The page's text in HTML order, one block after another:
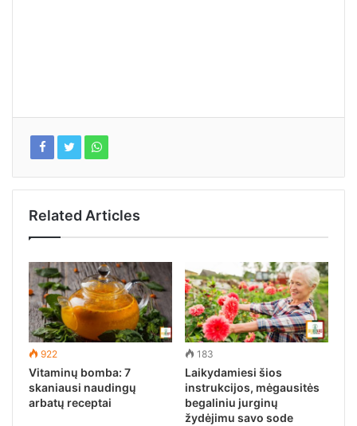
Related Articles
922
Vitaminų bomba: 7
skaniausi naudingų
arbatų receptai
183
Laikydamiesi šios
instrukcijos, mėgausitės
begaliniu jurginų
žydėjimu savo sode